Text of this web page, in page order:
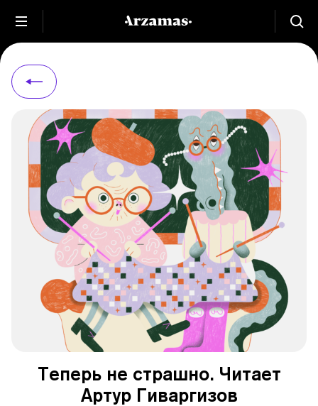
Теперь не страшно. Читает
Артур Гиваргизов